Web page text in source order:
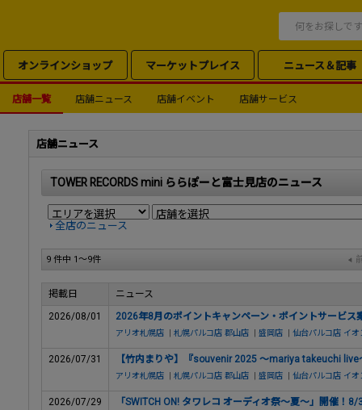
オンラインショップ マーケットプレイス ニュース＆記事
店舗一覧 店舗ニュース 店舗イベント 店舗サービス
店舗ニュース
TOWER RECORDS mini ららぽーと富士見店のニュース
全店のニュース
9 件中 1～9件
掲載日
ニュース
2026/08/01
2026年8月のポイントキャンペーン・ポイントサービス
アリオ札幌店 札幌パルコ店 郡山店 盛岡店 仙台パルコ店 イオ
2026/07/31 【竹内まりや】『souvenir 2025 ～mariya takeuchi
アリオ札幌店 札幌パルコ店 郡山店 盛岡店 仙台パルコ店 イオ
2026/07/29 「SWITCH ON! タワレコ オーディオ祭～夏～」開催！8/